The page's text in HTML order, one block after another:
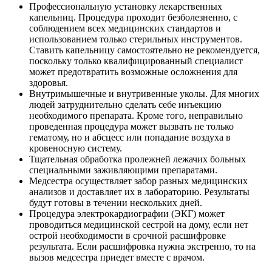
Профессиональную установку лекарственных
капельниц. Процедура проходит безболезненно, с
соблюдением всех медицинских стандартов и
использованием только стерильных инструментов.
Ставить капельницу самостоятельно не рекомендуется,
поскольку только квалифицированный специалист
может предотвратить возможные осложнения для
здоровья.
Внутримышечные и внутривенные уколы. Для многих
людей затруднительно сделать себе инъекцию
необходимого препарата. Кроме того, неправильно
проведенная процедура может вызвать не только
гематому, но и абсцесс или попадание воздуха в
кровеносную систему.
Тщательная обработка пролежней лежачих больных
специальными заживляющими препаратами.
Медсестра осуществляет забор разных медицинских
анализов и доставляет их в лабораторию. Результаты
будут готовы в течении нескольких дней.
Процедура электрокардиографии (ЭКГ) может
проводиться медицинской сестрой на дому, если нет
острой необходимости в срочной расшифровке
результата. Если расшифровка нужна экстренно, то на
вызов медсестра приедет вместе с врачом.